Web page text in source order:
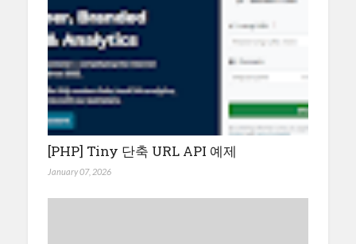
[PHP] Tiny 단축 URL API 예제
January 07, 2026